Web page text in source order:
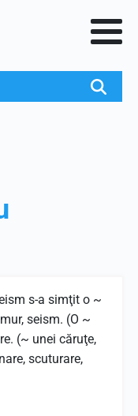
s-a simţit o ~
seism. (O ~
(~ unei căruţe,
scuturare,